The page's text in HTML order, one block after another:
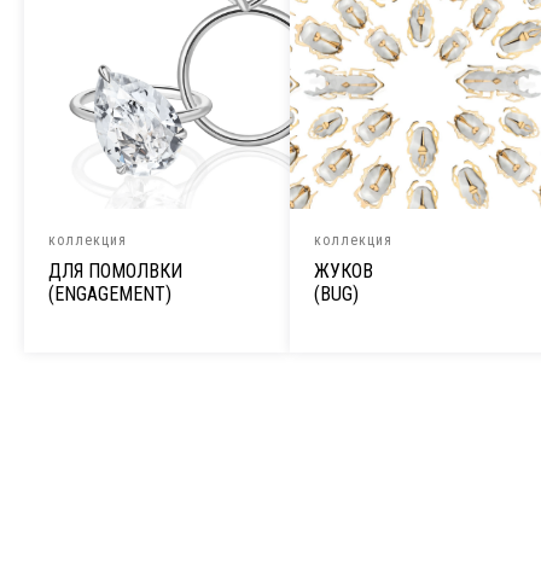
коллекция
ДЛЯ ПОМОЛВКИ
(ENGAGEMENT)
коллекция
ЖУКОВ
(BUG)